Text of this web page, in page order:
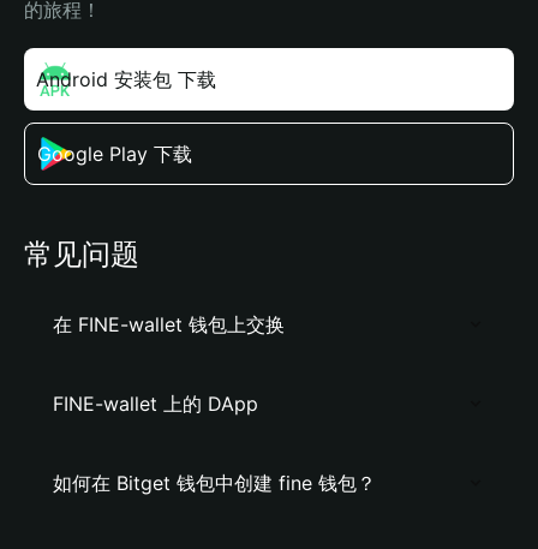
的旅程！
Android 安装包 下载
Google Play 下载
常见问题
在 FINE-wallet 钱包上交换
FINE-wallet 上的 DApp
如何在 Bitget 钱包中创建 fine 钱包？